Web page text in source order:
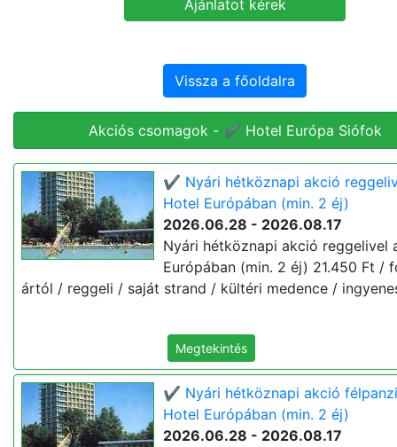
Vissza a főoldalra
Akciós csomagok - ✔️ Hotel Európa Siófok
✔️ Nyári hétköznapi akció
Hotel Európában (min. 2 éj)
2026.06.28 - 2026.08.17
Nyári hétköznapi akció reggelivel
Európában (min. 2 éj) 21.450 Ft /
ártól / reggeli / saját strand / kültéri medence /
Megtekintés
✔️ Nyári hétköznapi akció
Hotel Európában (min. 2 éj)
2026.06.28 - 2026.08.17